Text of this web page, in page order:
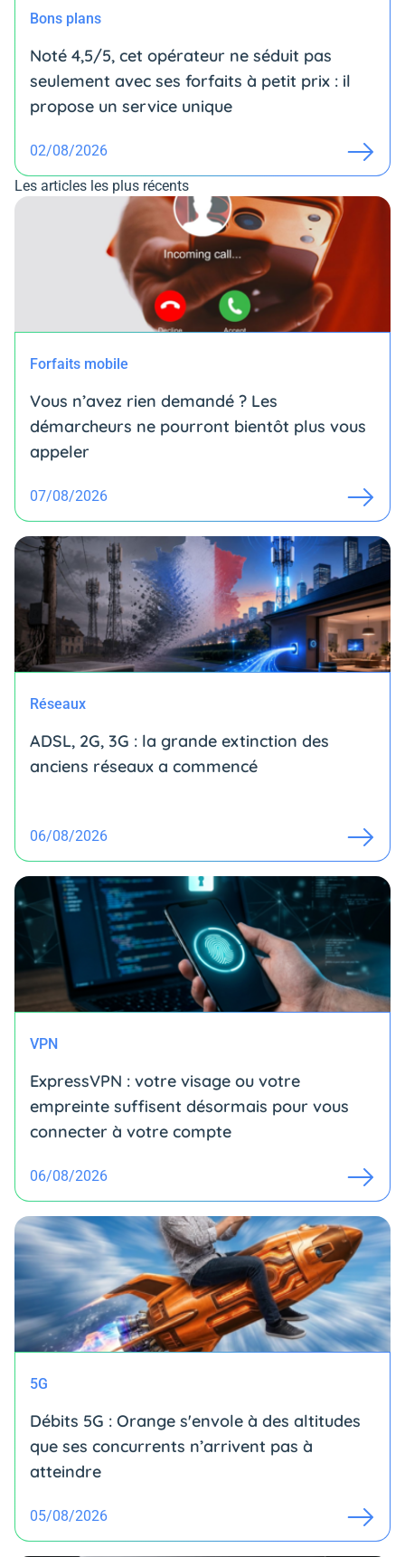
Bons plans
Noté 4,5/5, cet opérateur ne séduit pas
seulement avec ses forfaits à petit prix : il
propose un service unique
02/08/2026
Les articles les plus récents
Forfaits mobile
Vous n’avez rien demandé ? Les
démarcheurs ne pourront bientôt plus vous
appeler
07/08/2026
Réseaux
ADSL, 2G, 3G : la grande extinction des
anciens réseaux a commencé
06/08/2026
VPN
ExpressVPN : votre visage ou votre
empreinte suffisent désormais pour vous
connecter à votre compte
06/08/2026
5G
Débits 5G : Orange s'envole à des altitudes
que ses concurrents n’arrivent pas à
atteindre
05/08/2026